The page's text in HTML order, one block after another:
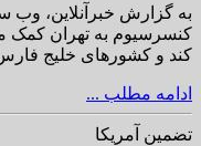
به گزارش خبرآنلاین، وب
کنسرسیوم به تهران کمک
کند و کشورهای خلیج
ادامه مطلب ...
تضمین آمریکا